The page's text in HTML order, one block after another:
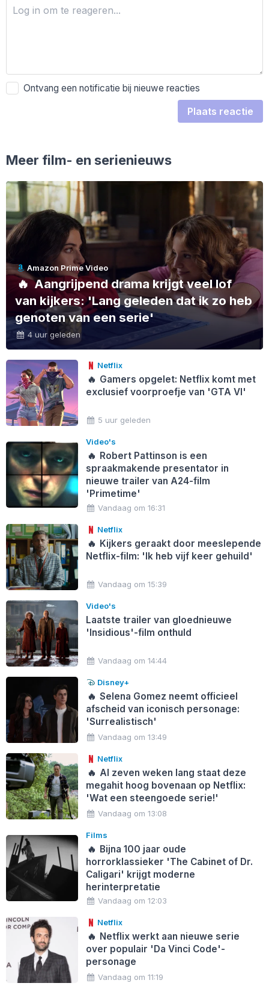
Ontvang een notificatie bij nieuwe reacties
Plaats reactie
Meer film- en serienieuws
Amazon Prime Video
🔥Aangrijpend drama krijgt veel lof
van kijkers: 'Lang geleden dat ik zo heb
genoten van een serie'
4 uur geleden
Netflix
🔥 Gamers opgelet: Netflix komt met
exclusief voorproefje van 'GTA VI'
5 uur geleden
Video's
🔥 Robert Pattinson is een
spraakmakende presentator in
nieuwe trailer van A24-film
'Primetime'
Vandaag om 16:31
Netflix
🔥 Kijkers geraakt door meeslepende
Netflix-film: 'Ik heb vijf keer gehuild'
Vandaag om 15:39
Video's
Laatste trailer van gloednieuwe
'Insidious'-film onthuld
Vandaag om 14:44
Disney+
🔥 Selena Gomez neemt officieel
afscheid van iconisch personage:
'Surrealistisch'
Vandaag om 13:49
Netflix
🔥 Al zeven weken lang staat deze
megahit hoog bovenaan op Netflix:
'Wat een steengoede serie!'
Vandaag om 13:08
Films
🔥 Bijna 100 jaar oude
horrorklassieker 'The Cabinet of Dr.
Caligari' krijgt moderne
herinterpretatie
Vandaag om 12:03
Netflix
🔥 Netflix werkt aan nieuwe serie
over populair 'Da Vinci Code'-
personage
Vandaag om 11:19